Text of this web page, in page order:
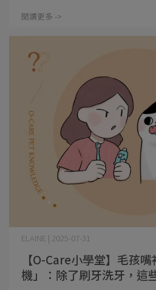
閱讀更多 ->
【O-Care小學堂】毛孩
機」：除了刷牙洗牙，這
ELAINE | 2025-07-31